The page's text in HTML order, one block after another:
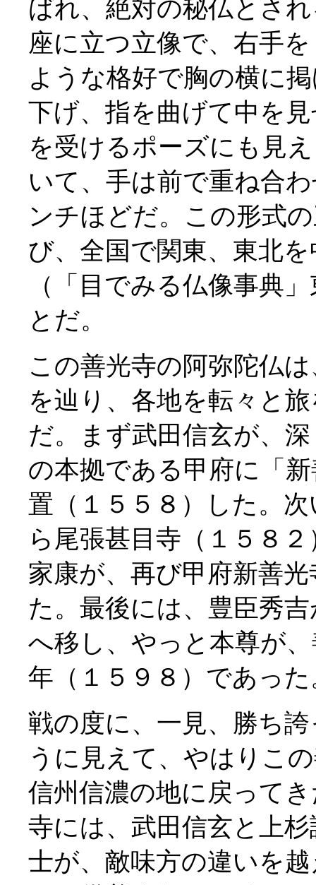
ばれ、絶対の秘仏とさ
座に立つ立像で、右手
ような格好で胸の横に
下げ、指を曲げて中を
を受けるポーズにも見
いて、手は前で重ね合
ンチほどだ。この形式
び、全国で関東、東北
（「目でみる仏像事典
とだ。
この善光寺の阿弥陀仏
を辿り、各地を転々と
だ。まず武田信玄が、
の本拠である甲府に「
置（１５５８）した。
ら尾張甚目寺（１５８
家康が、再び甲府新善
た。最後には、豊臣秀
へ移し、やっと本尊が
年（１５９８）であった
戦の度に、一見、勝ち
うに見えて、やはりこ
信州信濃の地に戻って
寺には、武田信玄と上
士が、敵味方の違いを